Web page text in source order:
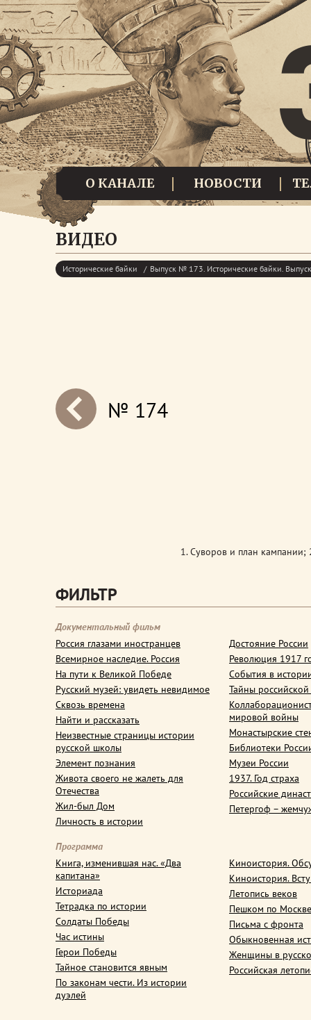
О КАНАЛЕ НОВОСТИ
ВИДЕО
Исторические байки Выпуск № 173. Исторические байки.
next№ 174
1. Суворов и план кампании;
ФИЛЬТР
Документальный фильм
Россия глазами иностранцев
Всемирное наследие. Россия
На пути к Великой Победе
Русский музей: увидеть невидимое
Сквозь времена
Найти и рассказать
Неизвестные страницы истории
русской школы
Элемент познания
Живота своего не жалеть для
Отечества
Жил-был Дом
Личность в истории
Достояние России
Революция 1917
События в
Тайны
мировой войны
Монастырские
Библиотеки
Музеи России
1937. Год страха
Российские
Петергоф –
Программа
Книга, изменившая нас. «Два
капитана»
Историада
Тетрадка по истории
Солдаты Победы
Час истины
Герои Победы
Тайное становится явным
По законам чести. Из истории
дуэлей
Киноистория.
Киноистория.
Летопись веков
Пешком по Москве
Письма с фронта
Обыкновенная
Женщины в
Российская